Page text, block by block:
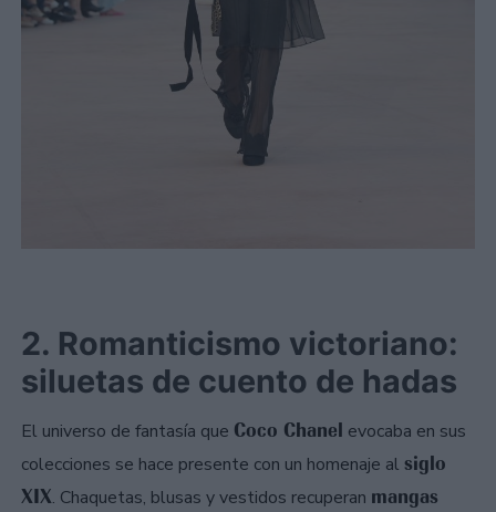
2. Romanticismo victoriano:
siluetas de cuento de hadas
El universo de fantasía que Coco Chanel evocaba en sus
colecciones se hace presente con un homenaje al siglo
XIX. Chaquetas, blusas y vestidos recuperan mangas